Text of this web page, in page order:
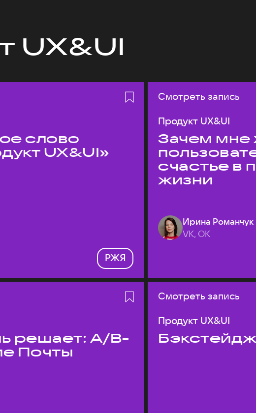
UX&UI
слово
UX&UI»
РЖЯ
Смотреть запись
Продукт UX&UI
Зачем мне
счастье в
жизни
Ирина Романчук
VK, ОК
решает: A/B-
Почты
Смотреть запись
Продукт UX&UI
Бэкстейдж